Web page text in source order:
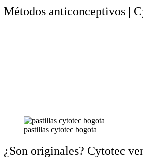
Métodos anticonceptivos |
pastillas cytotec bogota
¿Son originales? Cytotec